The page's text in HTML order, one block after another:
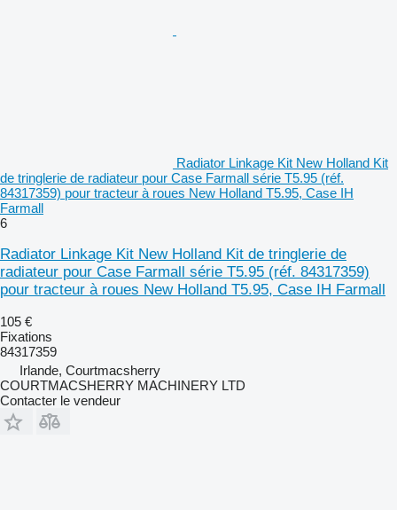
Radiator Linkage Kit New Holland Kit
de tringlerie de radiateur pour Case Farmall série T5.95 (réf.
84317359) pour tracteur à roues New Holland T5.95, Case IH
Farmall
6
Radiator Linkage Kit New Holland Kit de tringlerie de
radiateur pour Case Farmall série T5.95 (réf. 84317359)
pour tracteur à roues New Holland T5.95, Case IH Farmall
105 €
Fixations
84317359
Irlande, Courtmacsherry
COURTMACSHERRY MACHINERY LTD
Contacter le vendeur